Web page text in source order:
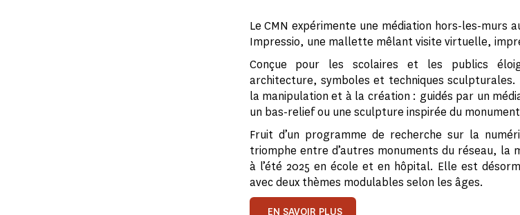
Le CMN expérimente une médiation hors-les-murs
Impressio, une mallette mêlant visite virtuelle,
Conçue pour les scolaires et les publics
architecture, symboles et techniques
la manipulation et à la création : guidés par un
un bas-relief ou une sculpture inspirée du
Fruit d’un programme de recherche sur la
triomphe entre d’autres monuments du réseau,
à l’été 2025 en école et en hôpital. Elle est
avec deux thèmes modulables selon les âges.
EN SAVOIR PLUS